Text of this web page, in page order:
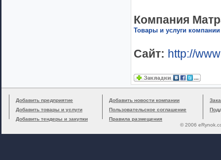
Компания
Товары и услуги компании
Сайт: http://
Добавить предприятие
Добавить товары и услуги
Добавить тендеры и закупки
Добавить новости компании
Пользовательское соглашение
Правила размещения
© 2006